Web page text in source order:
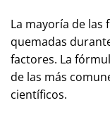
La mayoría de las
quemadas
factores. La
de las más
científicos.